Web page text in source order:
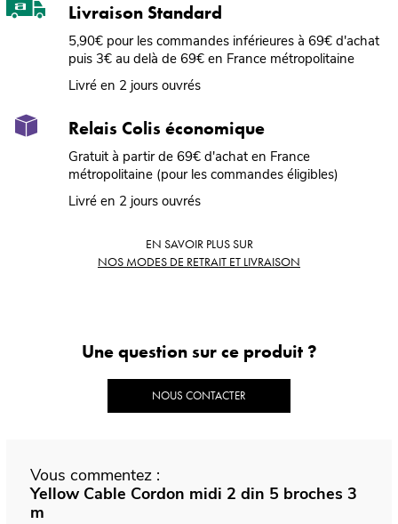
Livraison Standard
5,90€ pour les commandes inférieures à 69€ d'achat
puis 3€ au delà de 69€ en France métropolitaine
Livré en 2 jours ouvrés
Relais Colis économique
Gratuit à partir de 69€ d'achat en France
métropolitaine (pour les commandes éligibles)
Livré en 2 jours ouvrés
EN SAVOIR PLUS SUR
NOS MODES DE RETRAIT ET LIVRAISON
Une question sur ce produit ?
NOUS CONTACTER
Vous commentez :
Yellow Cable Cordon midi 2 din 5 broches 3
m